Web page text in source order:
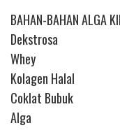
BAHAN-BAHAN ALGA
Dekstrosa
Whey
Kolagen Halal
Coklat Bubuk
Alga